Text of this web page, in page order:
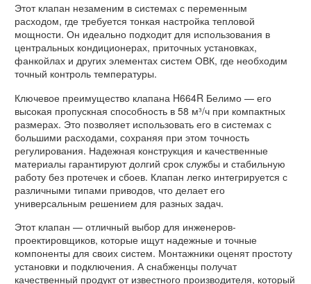
Этот клапан незаменим в системах с переменным
расходом, где требуется тонкая настройка тепловой
мощности. Он идеально подходит для использования в
центральных кондиционерах, приточных установках,
фанкойлах и других элементах систем ОВК, где необходим
точный контроль температуры.
Ключевое преимущество клапана H664R Белимо — его
высокая пропускная способность в 58 м³/ч при компактных
размерах. Это позволяет использовать его в системах с
большими расходами, сохраняя при этом точность
регулирования. Надежная конструкция и качественные
материалы гарантируют долгий срок службы и стабильную
работу без протечек и сбоев. Клапан легко интегрируется с
различными типами приводов, что делает его
универсальным решением для разных задач.
Этот клапан — отличный выбор для инженеров-
проектировщиков, которые ищут надежные и точные
компоненты для своих систем. Монтажники оценят простоту
установки и подключения. А снабженцы получат
качественный продукт от известного производителя, который